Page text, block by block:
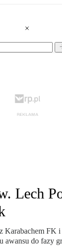
Lech
Karabachem FK
awansu do fazy